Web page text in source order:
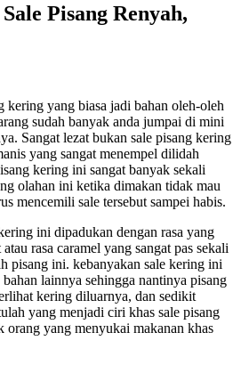
Pisang Renyah,
kering yang biasa jadi bahan oleh-oleh
sudah banyak anda jumpai di mini
Sangat lezat bukan sale pisang kering
yang sangat menempel dilidah
kering ini sangat banyak sekali
olahan ini ketika dimakan tidak mau
mencemili sale tersebut sampei habis.
ini dipadukan dengan rasa yang
rasa caramel yang sangat pas sekali
pisang ini. kebanyakan sale kering ini
lainnya sehingga nantinya pisang
kering diluarnya, dan sedikit
yang menjadi ciri khas sale pisang
orang yang menyukai makanan khas